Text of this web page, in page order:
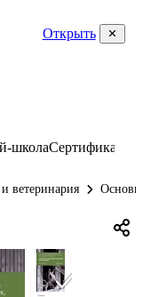
Открыть
школаСертификаты
ветеринария Основы